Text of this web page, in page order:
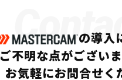
の導入
ご不明な点がござい
お気軽にお問合せく